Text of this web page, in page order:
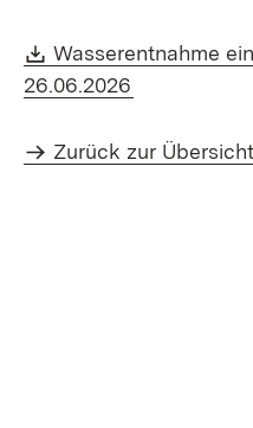
Download:
Wasserentnahme
26.06.2026
Zurück zur Übersicht